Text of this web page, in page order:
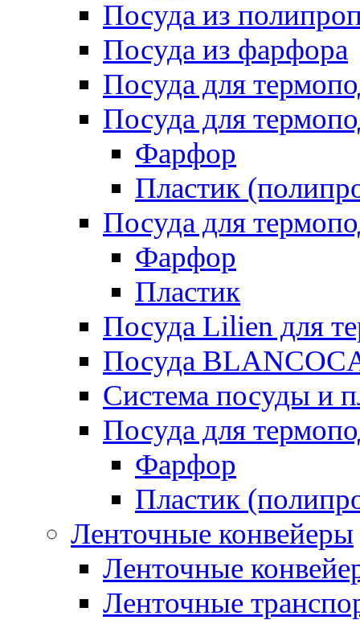
Посуда из
Посуда из фарфора
Посуда для
Посуда для
Фарфор
Пластик
Посуда для
Фарфор
Пластик
Посуда Lilien для
Посуда
Система посуды и
Посуда для
Фарфор
Пластик
Ленточные конвейеры
Ленточные
Ленточные